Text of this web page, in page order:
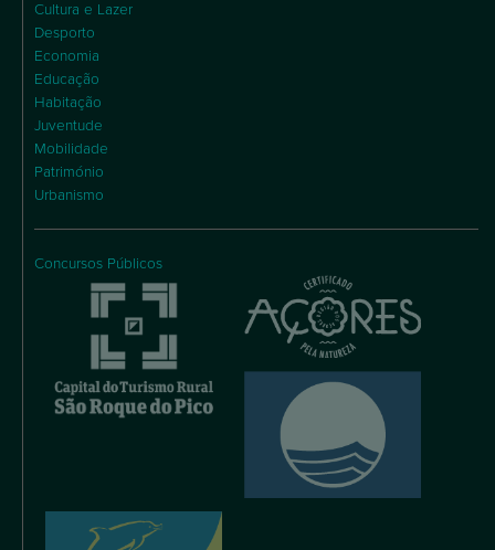
Cultura e Lazer
Desporto
Economia
Educação
Habitação
Juventude
Mobilidade
Património
Urbanismo
Concursos Públicos